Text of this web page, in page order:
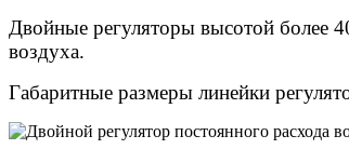
Двойные регуляторы высотой более
воздуха.
Габаритные размеры линейки